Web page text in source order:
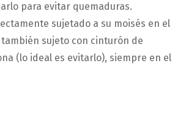
para evitar quemaduras.
sujetado a su moisés en el
sujeto con cinturón de
(lo ideal es evitarlo), siempre en el